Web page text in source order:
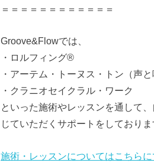
＝＝＝＝＝＝＝＝＝＝＝＝
Groove&Flowでは、
・ロルフィング®
・アーテム・トーヌス・トン（声と
・クラニオセイクラル・ワーク
といった施術やレッスンを通して
じていただくサポートをしておりま
施術・レッスンについてはこちらに